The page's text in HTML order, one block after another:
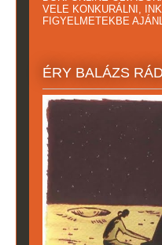
VELE KONKURÁLNI,
FIGYELMETEKBE
ÉRY BALÁZS